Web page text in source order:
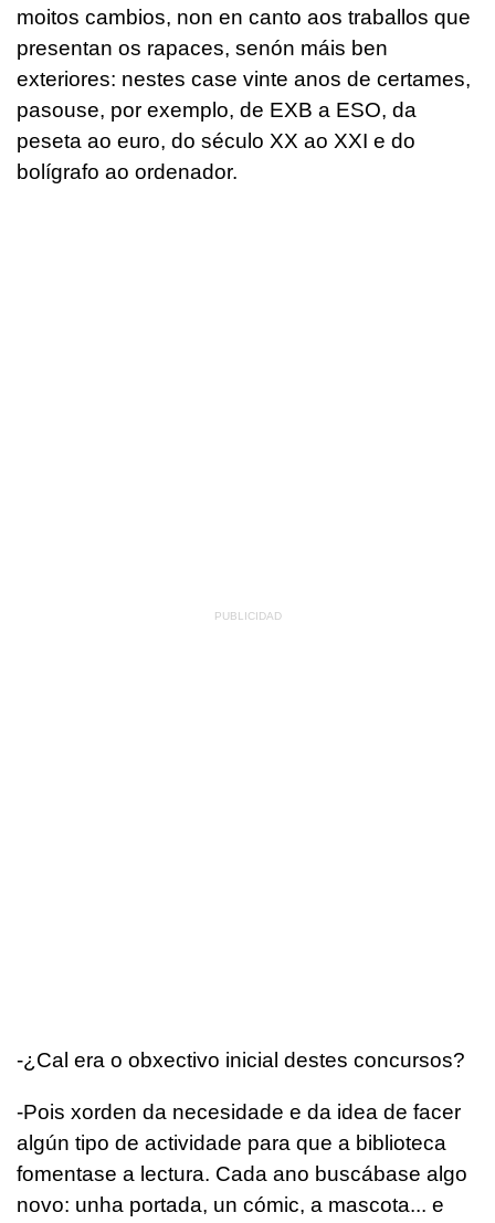
moitos cambios, non en canto aos traballos que
presentan os rapaces, senón máis ben
exteriores: nestes case vinte anos de certames,
pasouse, por exemplo, de EXB a ESO, da
peseta ao euro, do século XX ao XXI e do
bolígrafo ao ordenador.
-¿Cal era o obxectivo inicial destes concursos?
-Pois xorden da necesidade e da idea de facer
algún tipo de actividade para que a biblioteca
fomentase a lectura. Cada ano buscábase algo
novo: unha portada, un cómic, a mascota... e